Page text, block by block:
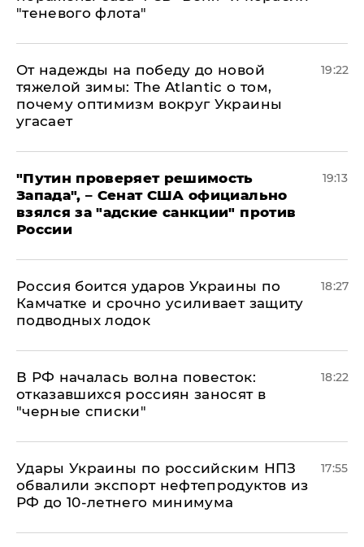
"теневого флота"
От надежды на победу до новой
тяжелой зимы: The Atlantic о том,
почему оптимизм вокруг Украины
угасает
19:22
"Путин проверяет решимость
Запада", – Сенат США официально
взялся за "адские санкции" против
России
19:13
Россия боится ударов Украины по
Камчатке и срочно усиливает защиту
подводных лодок
18:27
​В РФ началась волна повесток:
отказавшихся россиян заносят в
"черные списки"
18:22
Удары Украины по российским НПЗ
обвалили экспорт нефтепродуктов из
РФ до 10-летнего минимума
17:55